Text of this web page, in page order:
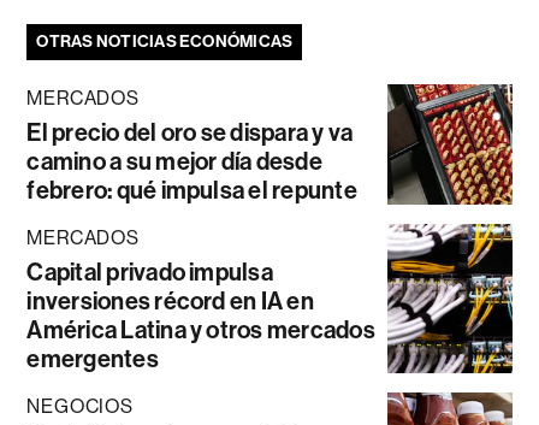
OTRAS NOTICIAS ECONÓMICAS
MERCADOS
El precio del oro se dispara y va
camino a su mejor día desde
febrero: qué impulsa el repunte
MERCADOS
Capital privado impulsa
inversiones récord en IA en
América Latina y otros mercados
emergentes
NEGOCIOS